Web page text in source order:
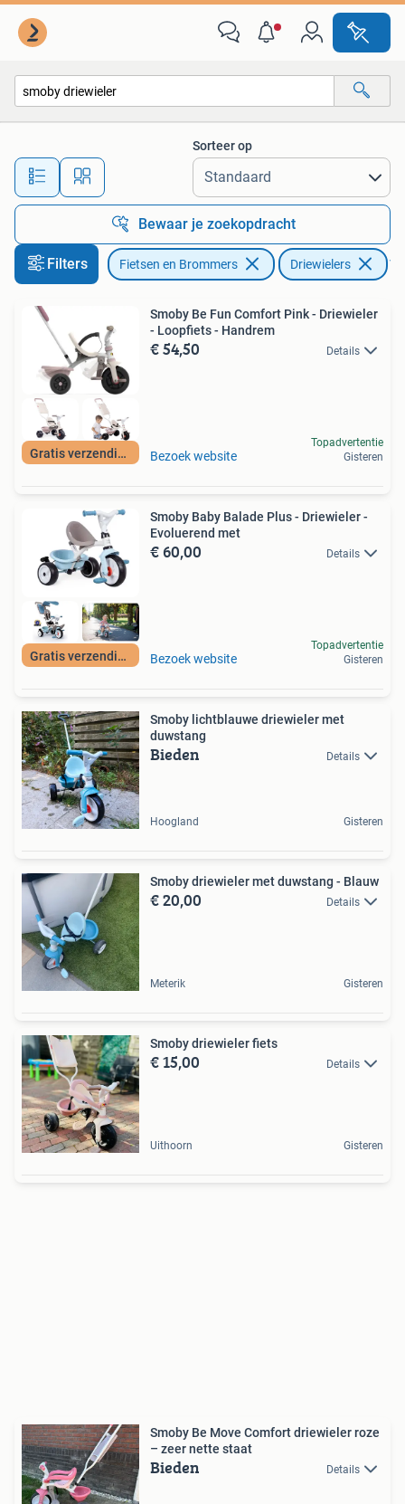
Alle afstanden…
Sorteer op
Bewaar je zoekopdracht
Filters Fietsen en Brommers Driewielers
Gratis verzending
Smoby Be Fun Comfort Pink - Driewieler
- Loopfiets - Handrem
€ 54,50 Details
Bezoek website
Topadvertentie
Gisteren
Gratis verzending
Smoby Baby Balade Plus - Driewieler -
Evoluerend met
€ 60,00 Details
Bezoek website
Topadvertentie
Gisteren
Smoby lichtblauwe driewieler met
duwstang
Bieden Details
Hoogland Gisteren
Smoby driewieler met duwstang - Blauw
€ 20,00 Details
Meterik Gisteren
Smoby driewieler fiets
€ 15,00 Details
Uithoorn Gisteren
Smoby Be Move Comfort driewieler roze
– zeer nette staat
Bieden Details